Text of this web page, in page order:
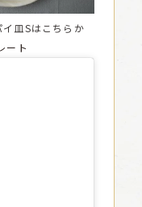
イ皿Sはこちらか
ト